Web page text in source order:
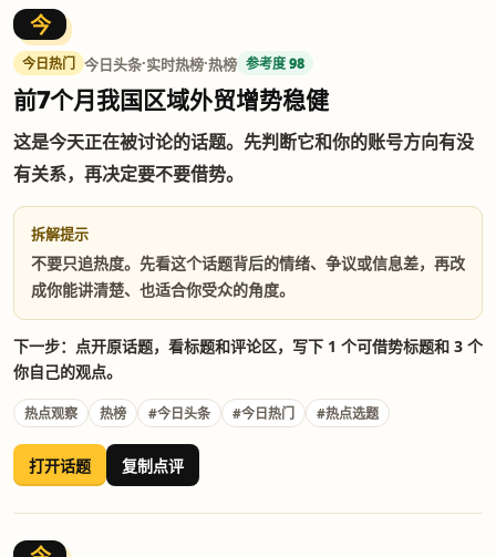
今
今日热门 今日头条·实时热榜·热榜 参考度 98
前7个月我国区域外贸增势稳健
这是今天正在被讨论的话题。先判断它和你的账号方向有没
有关系，再决定要不要借势。
拆解提示
不要只追热度。先看这个话题背后的情绪、争议或信息差，再改
成你能讲清楚、也适合你受众的角度。
下一步：点开原话题，看标题和评论区，写下 1 个可借势标题和 3 个
你自己的观点。
热点观察 热榜 #今日头条 #今日热门 #热点选题
打开话题 复制点评